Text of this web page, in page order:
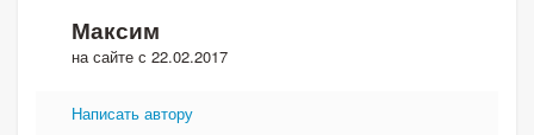
Максим
на сайте с 22.02.2017
Написать автору